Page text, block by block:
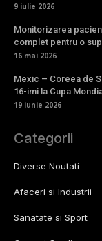
9 iulie 2026
Monitorizarea
complet pentru o
16 mai 2026
Mexic – Coreea de
16-imi la Cupa
19 iunie 2026
Categorii
Diverse Noutati
Afaceri si Industrii
Sanatate si Sport